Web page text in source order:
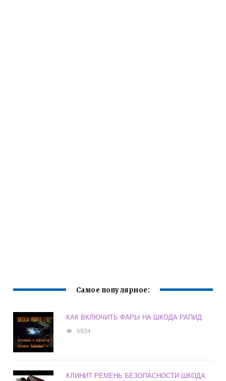
Самое популярное:
КАК ВКЛЮЧИТЬ ФАРЫ НА ШКОДА РАПИД
6934
КЛИНИТ РЕМЕНЬ БЕЗОПАСНОСТИ ШКОДА